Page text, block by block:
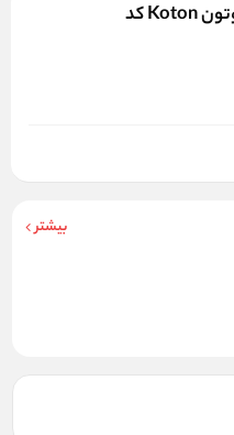
کراپ تی شرت آستین بلند زنانه کوتون Koton کد
بیشتر